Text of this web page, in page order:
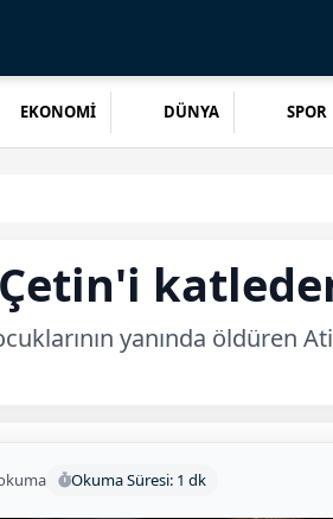
EKONOMİ DÜNYA SPOR
yanında öldüren
Okuma Süresi: 1 dk